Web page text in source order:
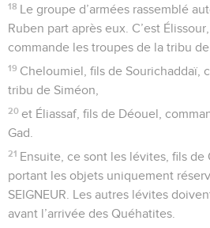
18 Le groupe d’armées rassemblé
Ruben part après eux. C’est
commande les troupes de la tribu de
19 Cheloumiel, fils de Sourichaddaï,
tribu de Siméon,
20 et Éliassaf, fils de Déouel,
Gad.
21 Ensuite, ce sont les lévites, fils
portant les objets uniquement
SEIGNEUR. Les autres lévites
avant l’arrivée des Quéhatites.